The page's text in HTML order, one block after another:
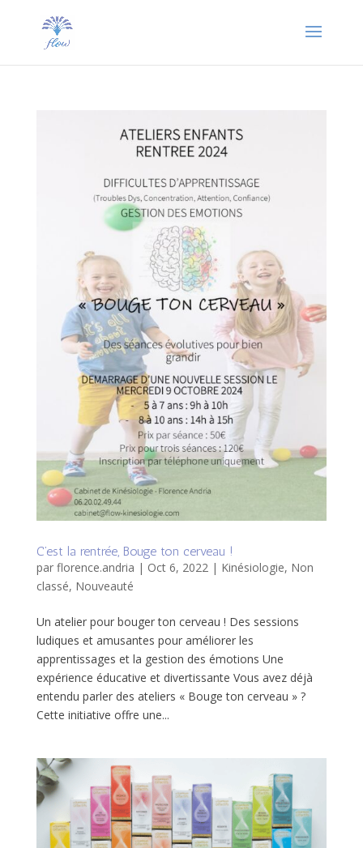
C’est la rentrée, Bouge ton cerveau !
par florence.andria | Oct 6, 2022| Kinésiologie, Non
classé, Nouveauté
Un atelier pour bouger ton cerveau ! Des sessions
ludiques et amusantes pour améliorer les
apprentissages et la gestion des émotions Une
expérience éducative et divertissante Vous avez déjà
entendu parler des ateliers « Bouge ton cerveau » ?
Cette initiative offre une...